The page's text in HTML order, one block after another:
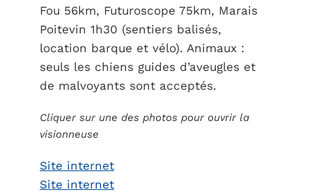
Fou 56km, Futuroscope 75km, Marais
Poitevin 1h30 (sentiers balisés,
location barque et vélo). Animaux :
seuls les chiens guides d’aveugles et
de malvoyants sont acceptés.
Cliquer sur une des photos pour ouvrir la
visionneuse
Site internet
Site internet